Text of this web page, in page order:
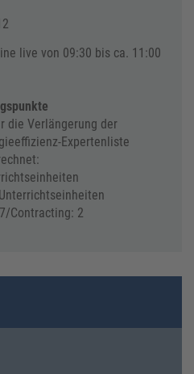
live von 09:30 bis ca. 11:00
die Verlängerung der
Expertenliste
Contracting: 2